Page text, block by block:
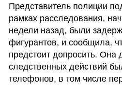
Представитель полиции
рамках расследования,
недели назад, были
фигурантов, и сообщила,
предстоит допросить. Она
следственных действий
телефонов, в том числе